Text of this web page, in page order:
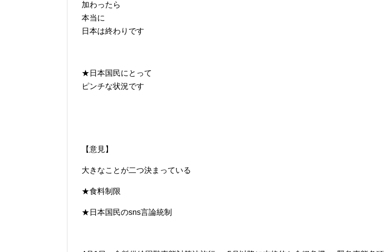
加わったら
本当に
日本は終わりです
★日本国民にとって
ピンチな状況です
【意見】
大きなことが二つ決まっている
★食料制限
★日本国民のsns言論統制